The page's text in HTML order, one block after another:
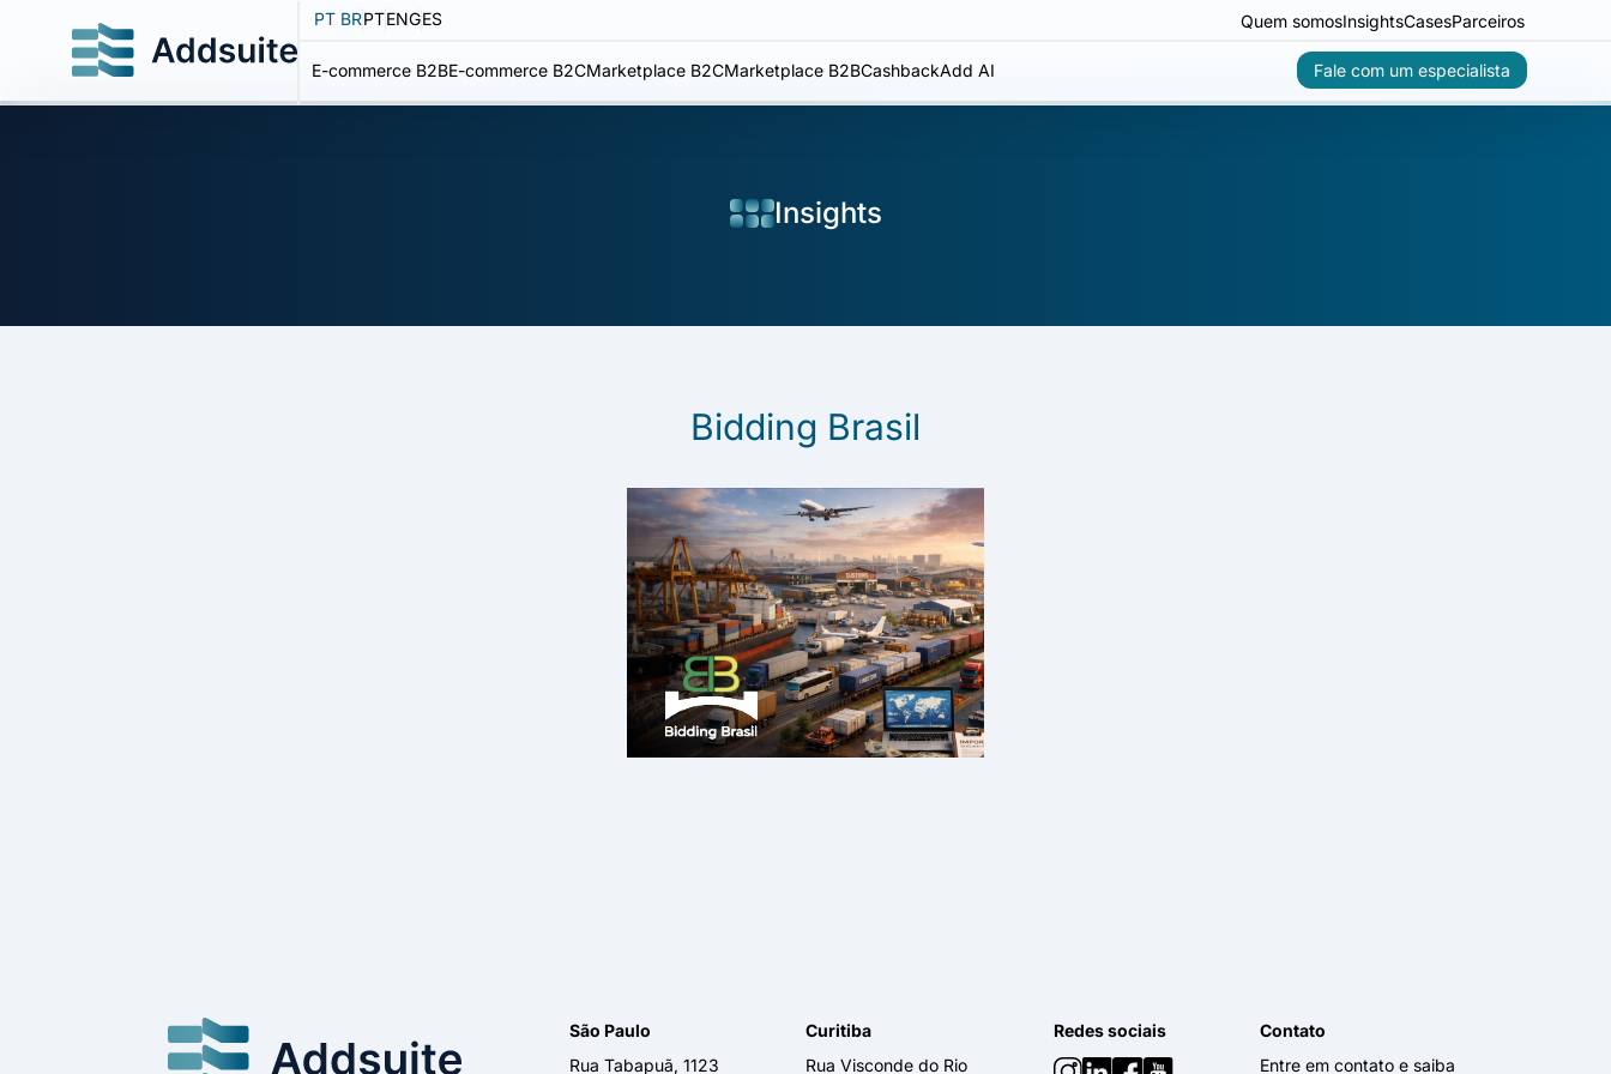
PT BRPTENGES Quem somosInsightsCasesParceiros
E-commerce B2BE-commerce B2CMarketplace B2CMarketplace B2BCashbackAdd AI Fale com um especialista
Insights
Bidding Brasil
São Paulo
Rua Tabapuã, 1123
Curitiba
Rua Visconde do Rio
Redes sociais
Contato
Entre em contato e saiba